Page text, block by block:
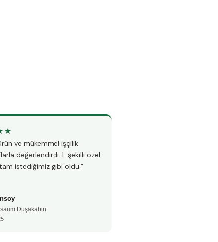
ve mükemmel işçilik.
değerlendirdi. L şekilli özel
istediğimiz gibi oldu.”
Duşakabin